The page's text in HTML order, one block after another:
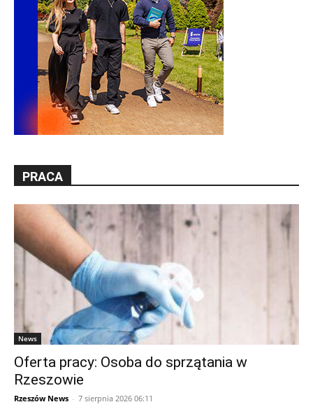
PRACA
News
Oferta pracy: Osoba do sprzątania w
Rzeszowie
Rzeszów News - 7 sierpnia 2026 06:11